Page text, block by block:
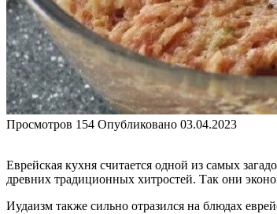
Просмотров 154 Опубликовано 03.04.2023
Еврейская кухня считается одной из самых
древних традиционных хитростей. Так они
Иудаизм также сильно отразился на блюдах